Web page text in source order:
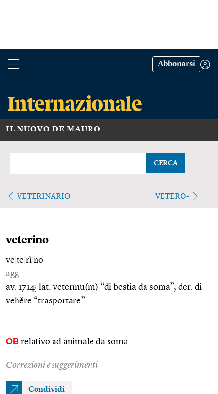
Abbonarsi
IL NUOVO DE MAURO
CERCA
VETERINARIO VETERO-
veterino
ve te rì no
agg.
av. 1714; lat. veterīnu(m) “di bestia da soma”, der. di
vehĕre “trasportare”.
OB relativo ad animale da soma
Correzioni e suggerimenti
Condividi